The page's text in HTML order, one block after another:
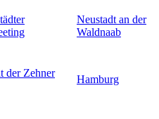
Neustadt an der
Waldnaab
der Zehner
Hamburg